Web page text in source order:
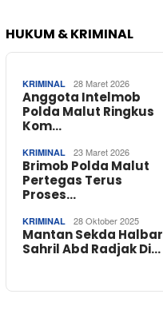
HUKUM & KRIMINAL
KRIMINAL 28 Maret 2026
Anggota Intelmob
Polda Malut Ringkus
Kom…
KRIMINAL 23 Maret 2026
Brimob Polda Malut
Pertegas Terus
Proses…
KRIMINAL 28 Oktober 2025
Mantan Sekda Halbar
Sahril Abd Radjak Di…